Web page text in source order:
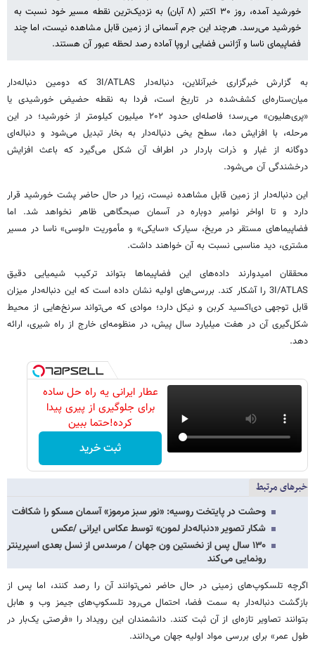
خورشید آمده، روز ۳۰ اکتبر (۸ آبان) به نزدیک‌ترین نقطه مسیر خود نسبت به
خورشید می‌رسد. هرچند این جرم آسمانی از زمین قابل مشاهده نیست، اما چند
فضاپیمای ناسا و آژانس فضایی اروپا آماده رصد لحظه عبور آن هستند.
به گزارش خبرگزاری خبرآنلاین، دنباله‌دار 3I/ATLAS که دومین دنباله‌دار
میان‌ستاره‌ای کشف‌شده در تاریخ است، فردا به نقطه حضیض خورشیدی یا
«پری‌هلیون» می‌رسد؛ فاصله‌ای حدود ۲۰۲ میلیون کیلومتر از خورشید؛ در این
مرحله، با افزایش دما، سطح یخی دنباله‌دار به بخار تبدیل می‌شود و دنباله‌ای
دوگانه از غبار و ذرات باردار در اطراف آن شکل می‌گیرد که باعث افزایش
درخشندگی آن می‌شود.
این دنباله‌دار از زمین قابل مشاهده نیست، زیرا در حال حاضر پشت خورشید قرار
دارد و تا اواخر نوامبر دوباره در آسمان صبحگاهی ظاهر نخواهد شد. اما
فضاپیماهای مستقر در مریخ، سیارک «سایکی» و مأموریت «لوسی» ناسا در مسیر
مشتری، دید مناسبی نسبت به آن خواهند داشت.
محققان امیدوارند داده‌های این فضاپیماها بتواند ترکیب شیمیایی دقیق
3I/ATLAS را آشکار کند. بررسی‌های اولیه نشان داده است که این دنباله‌دار میزان
قابل توجهی دی‌اکسید کربن و نیکل دارد؛ موادی که می‌تواند سرنخ‌هایی از محیط
شکل‌گیری آن در هفت میلیارد سال پیش، در منظومه‌ای خارج از راه شیری، ارائه
دهد.
عطار ایرانی یه راه حل ساده
برای جلوگیری از پیری پیدا
کرده!حتما ببین
ثبت خرید
خبرهای مرتبط
وحشت در پایتخت روسیه: «نور سبز مرموز» آسمان مسکو را شکافت
شکار تصویر «دنباله‌دار لمون» توسط عکاس ایرانی /عکس
۱۳۰ سال پس از نخستین ون جهان / مرسدس از نسل بعدی اسپرینتر
رونمایی می‌کند
اگرچه تلسکوپ‌های زمینی در حال حاضر نمی‌توانند آن را رصد کنند، اما پس از
بازگشت دنباله‌دار به سمت فضا، احتمال می‌رود تلسکوپ‌های جیمز وب و هابل
بتوانند تصاویر تازه‌ای از آن ثبت کنند. دانشمندان این رویداد را «فرصتی یک‌بار در
طول عمر» برای بررسی مواد اولیه جهان می‌دانند.